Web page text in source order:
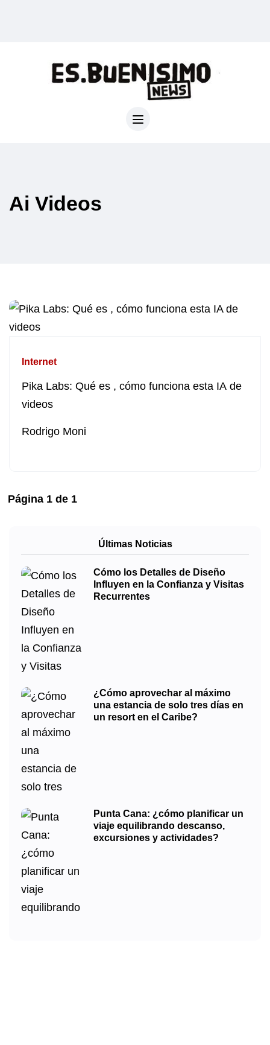
Ai Videos
Internet
Pika Labs: Qué es , cómo funciona esta IA de
videos
Rodrigo Moni
Página 1 de 1
Últimas Noticias
Cómo los Detalles de Diseño
Influyen en la Confianza y Visitas
Recurrentes
¿Cómo aprovechar al máximo
una estancia de solo tres días en
un resort en el Caribe?
Punta Cana: ¿cómo planificar un
viaje equilibrando descanso,
excursiones y actividades?